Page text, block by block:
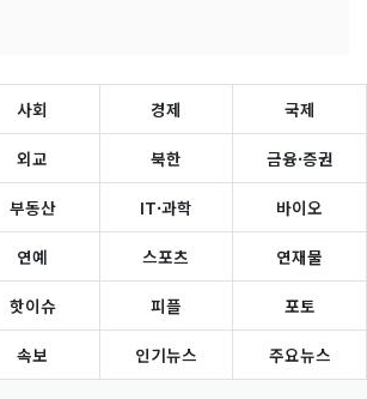
사회 경제 국제
외교 북한 금융·증권
부동산 IT·과학 바이오
연예 스포츠 연재물
핫이슈 피플 포토
속보 인기뉴스 주요뉴스